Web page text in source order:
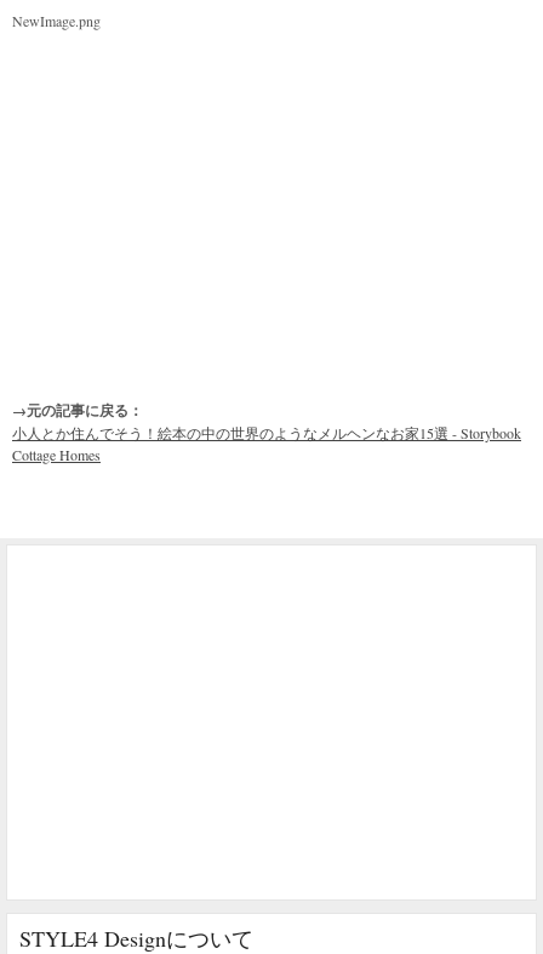
NewImage.png
→元の記事に戻る：
小人とか住んでそう！絵本の中の世界のようなメルヘンなお家15選 - Storybook
Cottage Homes
STYLE4 Designについて